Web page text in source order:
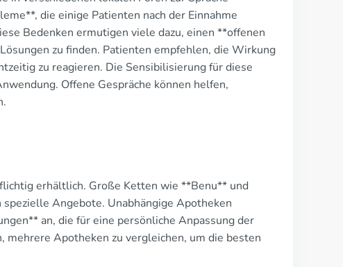
die einige Patienten nach der Einnahme
Bedenken ermutigen viele dazu, einen **offenen
zu finden. Patienten empfehlen, die Wirkung
zu reagieren. Die Sensibilisierung für diese
Offene Gespräche können helfen,
erhältlich. Große Ketten wie **Benu** und
Angebote. Unabhängige Apotheken
an, die für eine persönliche Anpassung der
mehrere Apotheken zu vergleichen, um die besten